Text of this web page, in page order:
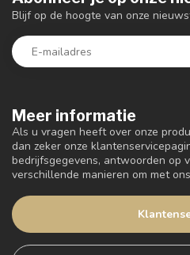
Meer informatie
Als u vragen heeft over onze
dan zeker onze
bedrijfsgegevens, antwoorden op
verschillende manieren om met
Blijf op de hoogte van onze